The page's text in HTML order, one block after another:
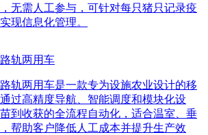
无需人工参与，可针对每只猪只记录疫
现信息化管理。
轨两用车
轨两用车是一款专为设施农业设计的移
过高精度导航、智能调度和模块化设
到收获的全流程自动化，适合温室、垂
帮助客户降低人工成本并提升生产效